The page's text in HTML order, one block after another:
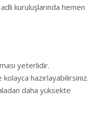
kuruluşlarında hemen
yeterlidir.
hazırlayabilirsiniz.
daha yüksekte